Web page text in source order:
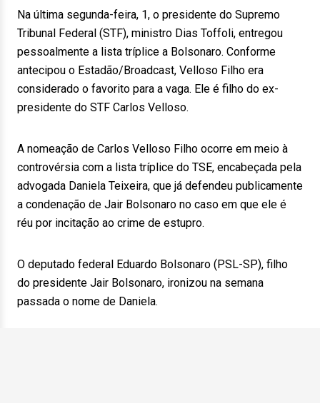
Na última segunda-feira, 1, o presidente do Supremo
Tribunal Federal (STF), ministro Dias Toffoli, entregou
pessoalmente a lista tríplice a Bolsonaro. Conforme
antecipou o Estadão/Broadcast, Velloso Filho era
considerado o favorito para a vaga. Ele é filho do ex-
presidente do STF Carlos Velloso.
A nomeação de Carlos Velloso Filho ocorre em meio à
controvérsia com a lista tríplice do TSE, encabeçada pela
advogada Daniela Teixeira, que já defendeu publicamente
a condenação de Jair Bolsonaro no caso em que ele é
réu por incitação ao crime de estupro.
O deputado federal Eduardo Bolsonaro (PSL-SP), filho
do presidente Jair Bolsonaro, ironizou na semana
passada o nome de Daniela.